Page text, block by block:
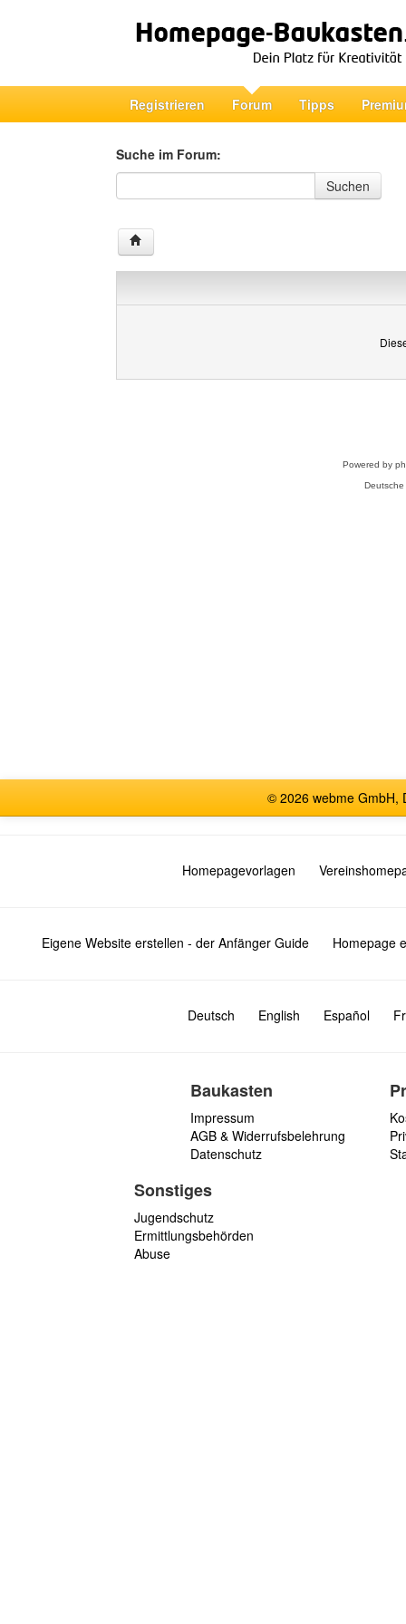
Registrieren Forum Tipps
Suche im Forum:
Suche im Forum
Suchen
Powered by
© 2026 webme GmbH,
Homepagevorlagen
Eigene Website erstellen - der Anfänger Guide Homepage
Deutsch English Español
Baukasten
Impressum
AGB & Widerrufsbelehrung
Datenschutz
Sonstiges
Jugendschutz
Ermittlungsbehörden
Abuse